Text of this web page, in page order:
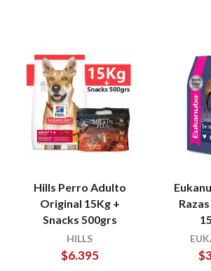
Hills Perro Adulto
Original 15Kg +
Snacks 500grs
HILLS
$6.395 $